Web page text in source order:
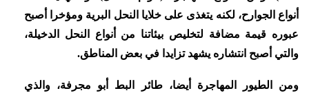
أنواع الجوارح، لكنه يتغذى على خلايا النحل البرية ومؤخرا أصبح
عبوره قيمة مضافة لتخليص بيئاتنا من أنواع النحل الدخيلة،
والتي أصبح انتشاره يشهد تزايدا في بعض المناطق.
ومن الطيور المهاجرة أيضا، طائر البط أبو مجرفة، والذي